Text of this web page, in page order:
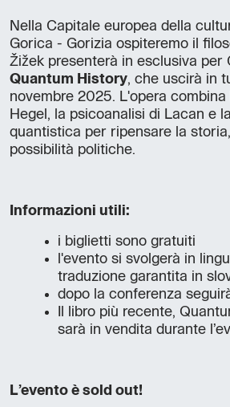
Nella Capitale europea della
Gorica - Gorizia ospiteremo il
Žižek presenterà in esclusiva per
Quantum History, che uscirà in
novembre 2025. L'opera
Hegel, la psicoanalisi di Lacan e
quantistica per ripensare la
possibilità politiche.
Informazioni utili:
i biglietti sono gratuiti
l'evento si svolgerà in
traduzione garantita in
dopo la conferenza
Il libro più recente,
sarà in vendita durante
L’evento è sold out!